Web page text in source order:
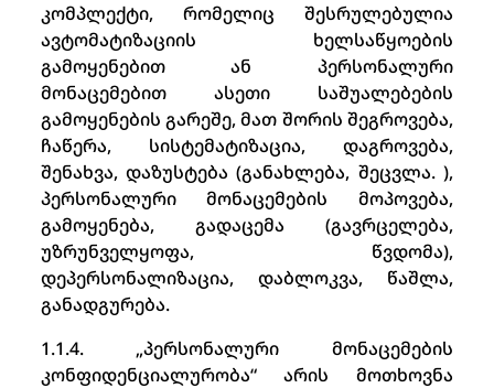
კომპლექტი, რომელიც შესრულებულია
ავტომატიზაციის ხელსაწყოების
გამოყენებით ან პერსონალური
მონაცემებით ასეთი საშუალებების
გამოყენების გარეშე, მათ შორის შეგროვება,
ჩაწერა, სისტემატიზაცია, დაგროვება,
შენახვა, დაზუსტება (განახლება, შეცვლა. ),
პერსონალური მონაცემების მოპოვება,
გამოყენება, გადაცემა (გავრცელება,
უზრუნველყოფა, წვდომა),
დეპერსონალიზაცია, დაბლოკვა, წაშლა,
განადგურება.
1.1.4. „პერსონალური მონაცემების
კონფიდენციალურობა“ არის მოთხოვნა